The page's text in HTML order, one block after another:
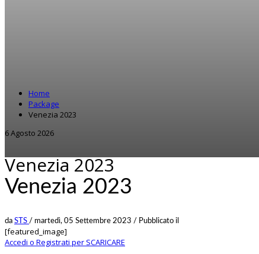
Home
Package
Venezia 2023
6 Agosto 2026
Venezia 2023
Venezia 2023
da STS / martedì, 05 Settembre 2023 / Pubblicato il
[featured_image]
Accedi o Registrati per SCARICARE